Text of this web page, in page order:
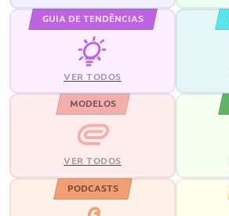
GUIA DE TENDÊNCIAS
VER TODOS
MODELOS
VER TODOS
PODCASTS